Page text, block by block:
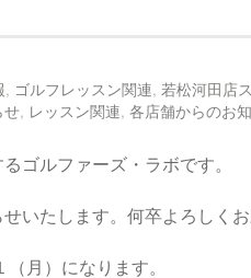
, ゴルフレッスン関連, 若松河田店
せ, レッスン関連, 各店舗からのお
ゴルファーズ・ラボです。
いたします。何卒よろしくお
月）になります。